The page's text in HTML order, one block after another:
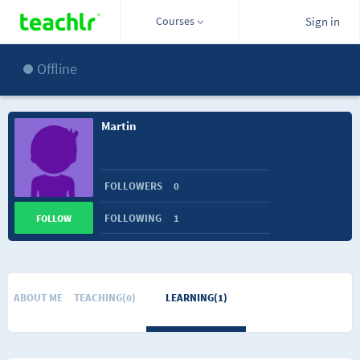
Courses Sign in
Offline
Martin
FOLLOWERS 0
FOLLOWING 1
FOLLOW
ABOUT ME TEACHING(0) LEARNING(1)